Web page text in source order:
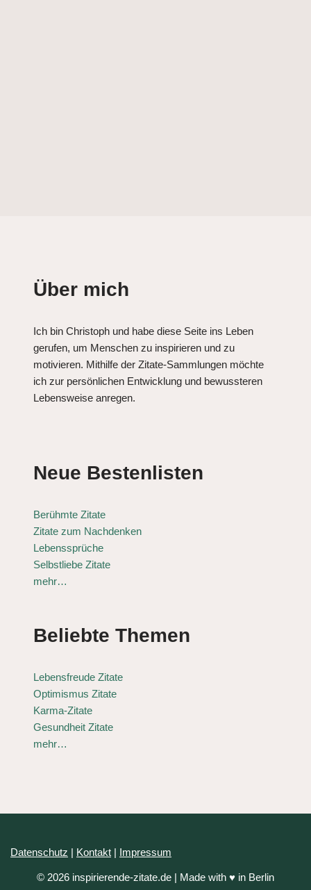
Über mich
Ich bin Christoph und habe diese Seite ins Leben
gerufen, um Menschen zu inspirieren und zu
motivieren. Mithilfe der Zitate-Sammlungen möchte
ich zur persönlichen Entwicklung und bewussteren
Lebensweise anregen.
Neue Bestenlisten
Berühmte Zitate
Zitate zum Nachdenken
Lebenssprüche
Selbstliebe Zitate
mehr…
Beliebte Themen
Lebensfreude Zitate
Optimismus Zitate
Karma-Zitate
Gesundheit Zitate
mehr…
Datenschutz | Kontakt | Impressum
© 2026 inspirierende-zitate.de | Made with ♥ in Berlin